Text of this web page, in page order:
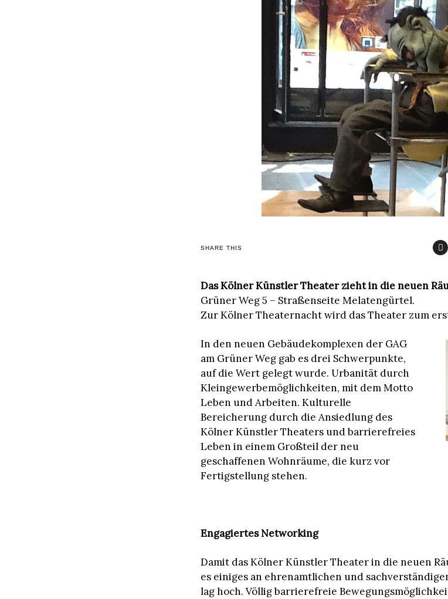
SHARE THIS
Das Kölner Künstler Theater zieht in die neuen
Grüner Weg 5 – Straßenseite Melatengürtel.
Zur Kölner Theaternacht wird das Theater zum
In den neuen Gebäudekomplexen der GAG
am Grüner Weg gab es drei Schwerpunkte,
auf die Wert gelegt wurde. Urbanität durch
Kleingewerbemöglichkeiten, mit dem Motto
Leben und Arbeiten. Kulturelle
Bereicherung durch die Ansiedlung des
Kölner Künstler Theaters und barrierefreies
Leben in einem Großteil der neu
geschaffenen Wohnräume, die kurz vor
Fertigstellung stehen.
Engagiertes Networking
Damit das Kölner Künstler Theater in die neuen
es einiges an ehrenamtlichen und
lag hoch. Völlig barrierefreie